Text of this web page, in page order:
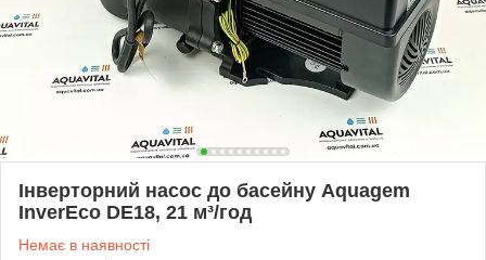
Інверторний насос до басейну Aquagem
InverEco DE18, 21 м³/год
Немає в наявності